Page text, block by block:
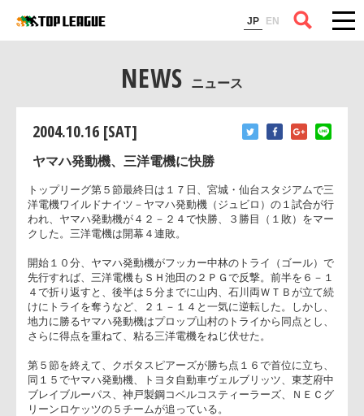
JP EN
コラム
NEWS ニュース
2004.10.16 [SAT]
ヤマハ発動機、三洋電機に快勝
トップリーグ第５節最終日は１７日、宮城・仙台スタジアムで
洋電機ワイルドナイツ－ヤマハ発動機（ジュビロ）の１試合が
クした。三洋電機は開幕４連敗。
開始１０分、ヤマハ発動機がフッカー中林のトライ（ゴール）
先行すれば、三洋電機もＳＨ池田の２ＰＧで反撃。前半を６－
４で折り返すと、後半は５分までに山内、石川両ＷＴＢが立て
けにトライを奪うなど、２１－１４と一気に逆転した。しかし
地力に勝るヤマハ発動機はプロップ山村のトライから同点とし
さらに得点を重ねて、粘る三洋電機をねじ伏せた。
第５節を終えて、クボタスピアーズが勝ち点１６で首位に立ち